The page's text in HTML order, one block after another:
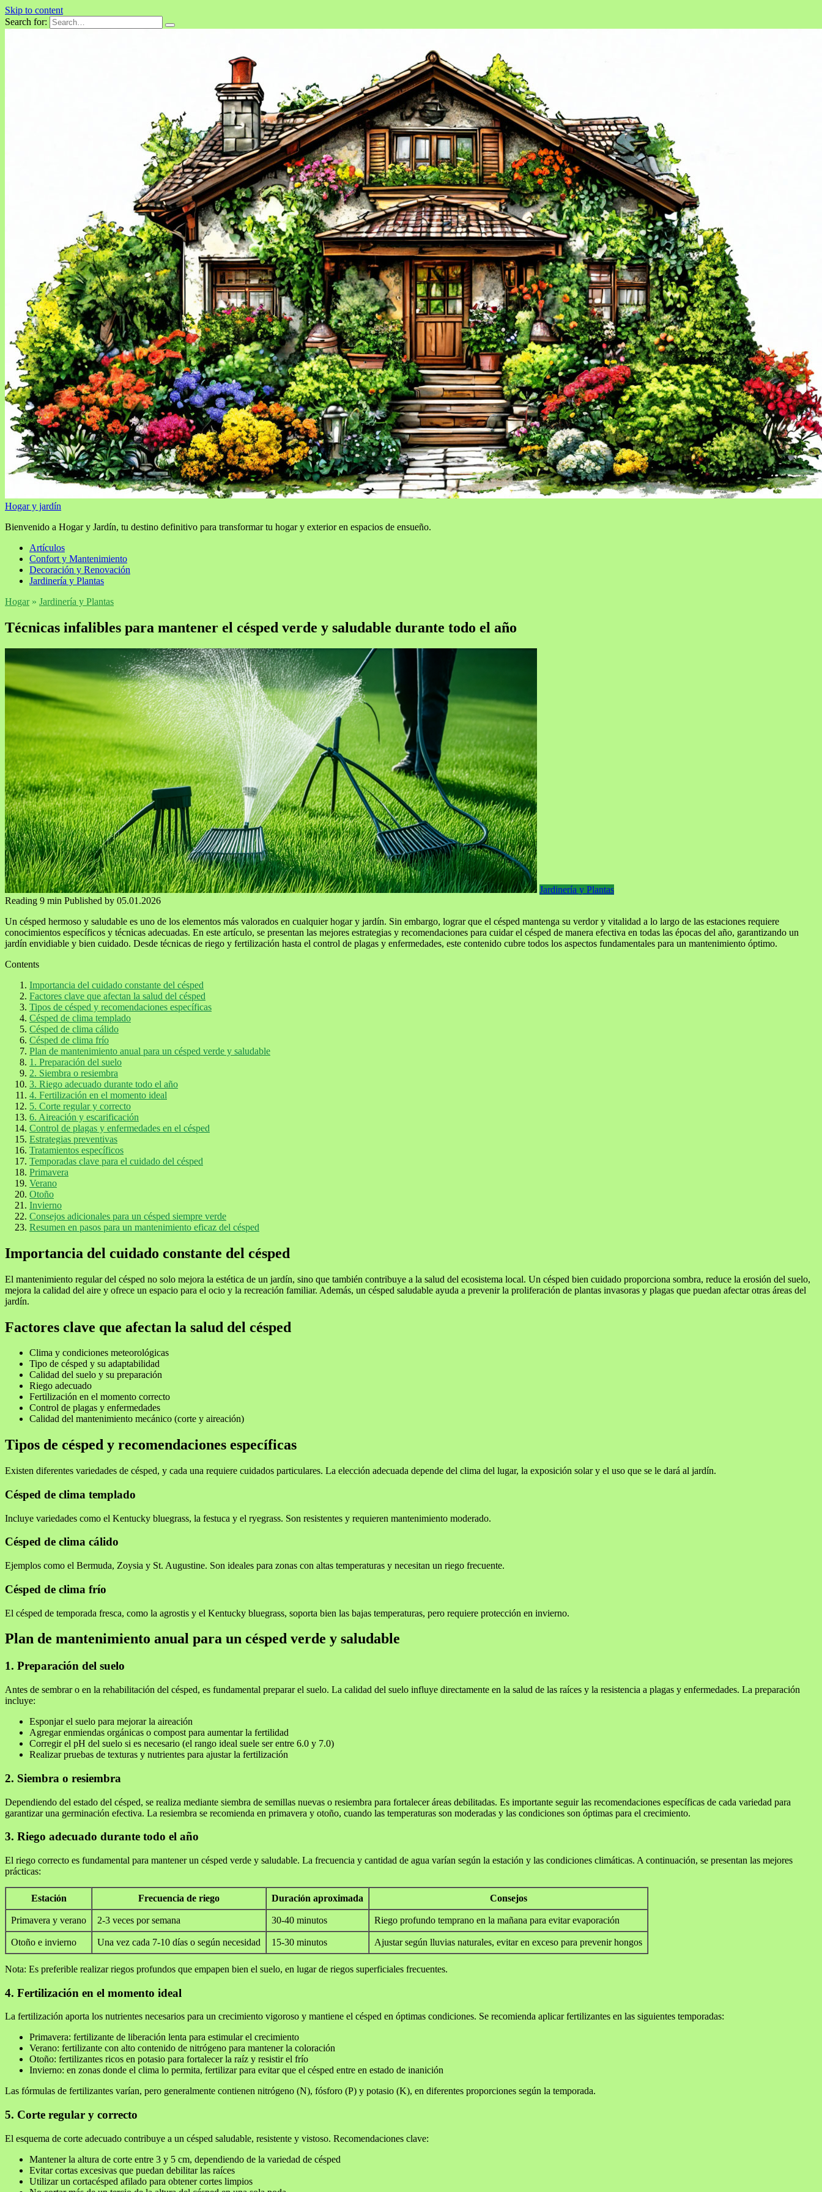
Skip to content
Search for:
Hogar y jardín
Bienvenido a Hogar y Jardín, tu destino definitivo para transformar tu hogar y exterior en espacios de ensueño.
Artículos
Confort y Mantenimiento
Decoración y Renovación
Jardinería y Plantas
Hogar» Jardinería y Plantas
Técnicas infalibles para mantener el césped verde y saludable durante todo el año
Jardinería y Plantas
Reading 9 min Published by 05.01.2026
Un césped hermoso y saludable es uno de los elementos más valorados en cualquier hogar y jardín. Sin embargo, lograr que el césped mantenga su verdor y vitalidad a lo largo de las estaciones requiere
conocimientos específicos y técnicas adecuadas. En este artículo, se presentan las mejores estrategias y recomendaciones para cuidar el césped de manera efectiva en todas las épocas del año, garantizando un
jardín envidiable y bien cuidado. Desde técnicas de riego y fertilización hasta el control de plagas y enfermedades, este contenido cubre todos los aspectos fundamentales para un mantenimiento óptimo.
Contents
Importancia del cuidado constante del césped
Factores clave que afectan la salud del césped
Tipos de césped y recomendaciones específicas
Césped de clima templado
Césped de clima cálido
Césped de clima frío
Plan de mantenimiento anual para un césped verde y saludable
1. Preparación del suelo
2. Siembra o resiembra
3. Riego adecuado durante todo el año
4. Fertilización en el momento ideal
5. Corte regular y correcto
6. Aireación y escarificación
Control de plagas y enfermedades en el césped
Estrategias preventivas
Tratamientos específicos
Temporadas clave para el cuidado del césped
Primavera
Verano
Otoño
Invierno
Consejos adicionales para un césped siempre verde
Resumen en pasos para un mantenimiento eficaz del césped
Importancia del cuidado constante del césped
El mantenimiento regular del césped no solo mejora la estética de un jardín, sino que también contribuye a la salud del ecosistema local. Un césped bien cuidado proporciona sombra, reduce la erosión del suelo,
mejora la calidad del aire y ofrece un espacio para el ocio y la recreación familiar. Además, un césped saludable ayuda a prevenir la proliferación de plantas invasoras y plagas que puedan afectar otras áreas del
jardín.
Factores clave que afectan la salud del césped
Clima y condiciones meteorológicas
Tipo de césped y su adaptabilidad
Calidad del suelo y su preparación
Riego adecuado
Fertilización en el momento correcto
Control de plagas y enfermedades
Calidad del mantenimiento mecánico (corte y aireación)
Tipos de césped y recomendaciones específicas
Existen diferentes variedades de césped, y cada una requiere cuidados particulares. La elección adecuada depende del clima del lugar, la exposición solar y el uso que se le dará al jardín.
Césped de clima templado
Incluye variedades como el Kentucky bluegrass, la festuca y el ryegrass. Son resistentes y requieren mantenimiento moderado.
Césped de clima cálido
Ejemplos como el Bermuda, Zoysia y St. Augustine. Son ideales para zonas con altas temperaturas y necesitan un riego frecuente.
Césped de clima frío
El césped de temporada fresca, como la agrostis y el Kentucky bluegrass, soporta bien las bajas temperaturas, pero requiere protección en invierno.
Plan de mantenimiento anual para un césped verde y saludable
1. Preparación del suelo
Antes de sembrar o en la rehabilitación del césped, es fundamental preparar el suelo. La calidad del suelo influye directamente en la salud de las raíces y la resistencia a plagas y enfermedades. La preparación
incluye:
Esponjar el suelo para mejorar la aireación
Agregar enmiendas orgánicas o compost para aumentar la fertilidad
Corregir el pH del suelo si es necesario (el rango ideal suele ser entre 6.0 y 7.0)
Realizar pruebas de texturas y nutrientes para ajustar la fertilización
2. Siembra o resiembra
Dependiendo del estado del césped, se realiza mediante siembra de semillas nuevas o resiembra para fortalecer áreas debilitadas. Es importante seguir las recomendaciones específicas de cada variedad para
garantizar una germinación efectiva. La resiembra se recomienda en primavera y otoño, cuando las temperaturas son moderadas y las condiciones son óptimas para el crecimiento.
3. Riego adecuado durante todo el año
El riego correcto es fundamental para mantener un césped verde y saludable. La frecuencia y cantidad de agua varían según la estación y las condiciones climáticas. A continuación, se presentan las mejores
prácticas:
Estación Frecuencia de riego Duración aproximada Consejos
Primavera y verano 2-3 veces por semana 30-40 minutos Riego profundo temprano en la mañana para evitar evaporación
Otoño e invierno Una vez cada 7-10 días o según necesidad 15-30 minutos Ajustar según lluvias naturales, evitar en exceso para prevenir hongos
Nota: Es preferible realizar riegos profundos que empapen bien el suelo, en lugar de riegos superficiales frecuentes.
4. Fertilización en el momento ideal
La fertilización aporta los nutrientes necesarios para un crecimiento vigoroso y mantiene el césped en óptimas condiciones. Se recomienda aplicar fertilizantes en las siguientes temporadas:
Primavera: fertilizante de liberación lenta para estimular el crecimiento
Verano: fertilizante con alto contenido de nitrógeno para mantener la coloración
Otoño: fertilizantes ricos en potasio para fortalecer la raíz y resistir el frío
Invierno: en zonas donde el clima lo permita, fertilizar para evitar que el césped entre en estado de inanición
Las fórmulas de fertilizantes varían, pero generalmente contienen nitrógeno (N), fósforo (P) y potasio (K), en diferentes proporciones según la temporada.
5. Corte regular y correcto
El esquema de corte adecuado contribuye a un césped saludable, resistente y vistoso. Recomendaciones clave:
Mantener la altura de corte entre 3 y 5 cm, dependiendo de la variedad de césped
Evitar cortas excesivas que puedan debilitar las raíces
Utilizar un cortacésped afilado para obtener cortes limpios